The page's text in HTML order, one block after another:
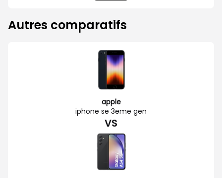
Autres comparatifs
apple
iphone se 3eme gen
VS